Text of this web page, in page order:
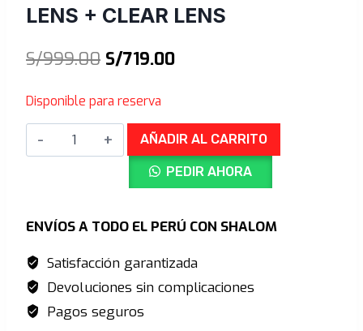
LENS + CLEAR LENS
S/999.00 El
era:
S/999.00.
S/719.00El
es:
S/719.00.
Disponible para reserva
AEROCRAFT®
Matte
Mirror
+
Clear
Lens
AÑADIR AL CARRITO
PEDIR AHORA
ENVÍOS A TODO EL PERÚ CON SHALOM
Satisfacción garantizada
Devoluciones sin complicaciones
Pagos seguros